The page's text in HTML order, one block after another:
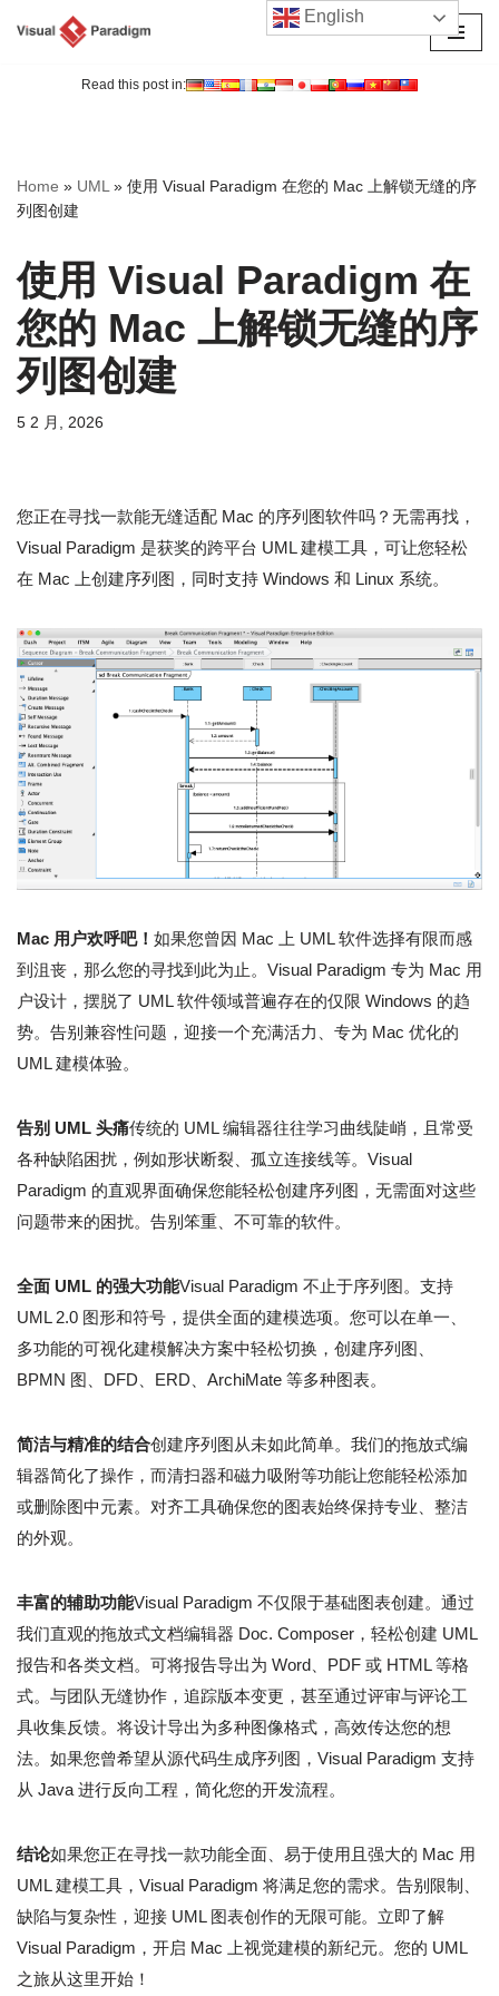
Read this post in:
Home » UML» 使用 Visual Paradigm 在您的 Mac 上解锁无缝的序
列图创建
使用 Visual Paradigm 在
您的 Mac 上解锁无缝的序
列图创建
5 2 月, 2026
您正在寻找一款能无缝适配 Mac 的序列图软件吗？无需再找，
Visual Paradigm 是获奖的跨平台 UML 建模工具，可让您轻松
在 Mac 上创建序列图，同时支持 Windows 和 Linux 系统。
Mac 用户欢呼吧！ 如果您曾因 Mac 上 UML 软件选择有限而感
到沮丧，那么您的寻找到此为止。Visual Paradigm 专为 Mac 用
户设计，摆脱了 UML 软件领域普遍存在的仅限 Windows 的趋
势。告别兼容性问题，迎接一个充满活力、专为 Mac 优化的
UML 建模体验。
告别 UML 头痛传统的 UML 编辑器往往学习曲线陡峭，且常受
各种缺陷困扰，例如形状断裂、孤立连接线等。Visual
Paradigm 的直观界面确保您能轻松创建序列图，无需面对这些
问题带来的困扰。告别笨重、不可靠的软件。
全面 UML 的强大功能Visual Paradigm 不止于序列图。支持
UML 2.0 图形和符号，提供全面的建模选项。您可以在单一、
多功能的可视化建模解决方案中轻松切换，创建序列图、
BPMN 图、DFD、ERD、ArchiMate 等多种图表。
简洁与精准的结合创建序列图从未如此简单。我们的拖放式编
辑器简化了操作，而清扫器和磁力吸附等功能让您能轻松添加
或删除图中元素。对齐工具确保您的图表始终保持专业、整洁
的外观。
丰富的辅助功能Visual Paradigm 不仅限于基础图表创建。通过
我们直观的拖放式文档编辑器 Doc. Composer，轻松创建 UML
报告和各类文档。可将报告导出为 Word、PDF 或 HTML 等格
式。与团队无缝协作，追踪版本变更，甚至通过评审与评论工
具收集反馈。将设计导出为多种图像格式，高效传达您的想
法。如果您曾希望从源代码生成序列图，Visual Paradigm 支持
从 Java 进行反向工程，简化您的开发流程。
结论如果您正在寻找一款功能全面、易于使用且强大的 Mac 用
UML 建模工具，Visual Paradigm 将满足您的需求。告别限制、
缺陷与复杂性，迎接 UML 图表创作的无限可能。立即了解
Visual Paradigm，开启 Mac 上视觉建模的新纪元。您的 UML
之旅从这里开始！
English